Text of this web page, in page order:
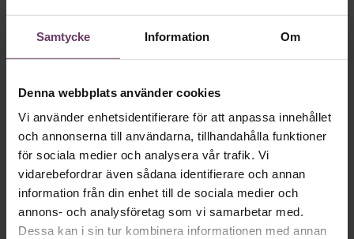
Samtycke Information Om
Denna webbplats använder cookies
Vi använder enhetsidentifierare för att anpassa innehållet
och annonserna till användarna, tillhandahålla funktioner
för sociala medier och analysera vår trafik. Vi
vidarebefordrar även sådana identifierare och annan
information från din enhet till de sociala medier och
annons- och analysföretag som vi samarbetar med.
Dessa kan i sin tur kombinera informationen med annan
Hälsa
Längre semester, längre liv
Forskare vid Uppsala universitet visar att det finns ett
Hälsa
”Skogsbad kan förebygga utbrändhet”
Beteendevetaren Cia Lundin menar i sin nya bok att naturen
kan bli ett viktigt verktyg för återhämtning, stresshantering
och hållbart ledarskap.